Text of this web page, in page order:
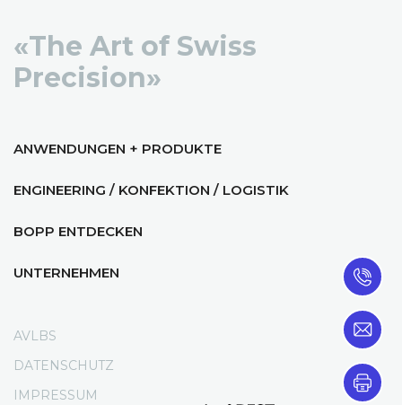
«The Art of Swiss
Precision»
ANWENDUNGEN + PRODUKTE
ENGINEERING / KONFEKTION / LOGISTIK
BOPP ENTDECKEN
UNTERNEHMEN
AVLBS
DATENSCHUTZ
IMPRESSUM